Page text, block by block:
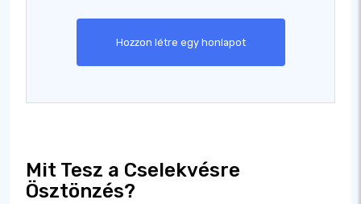
Hozzon létre egy honlapot
Mit Tesz a Cselekvésre
Ösztönzés?